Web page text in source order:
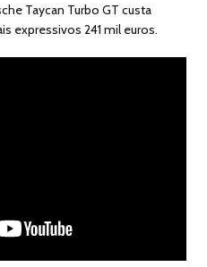
Taycan Turbo GT custa
expressivos 241 mil euros.